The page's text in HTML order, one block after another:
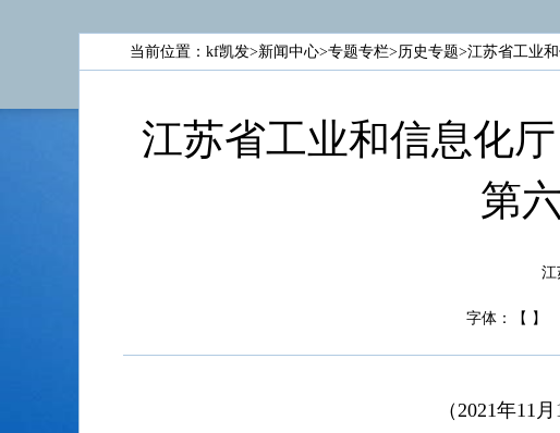
当前位置： kf凯发>新闻中心>专题专栏>历史专题>江苏省工业
江苏省工业和信息化
第
【
字体： 】
（2021年11